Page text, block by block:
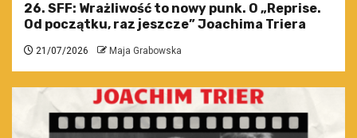
26. SFF: Wrażliwość to nowy punk. O „Reprise.
Od początku, raz jeszcze” Joachima Triera
21/07/2026 Maja Grabowska